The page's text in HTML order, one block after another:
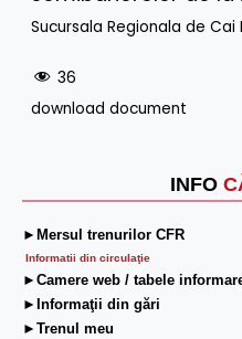
INFO
►Mersul trenurilor CFR
Informatii din circulaţie
►Camere web / tabele
►Informaţii din gări
►Trenul meu
Sucursala Regionala de
36
download document